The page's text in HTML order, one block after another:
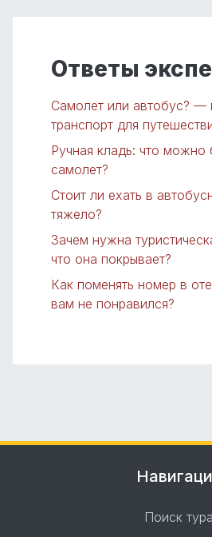
Ответы
Самолет или автобус? —
транспорт для
Ручная кладь: что можно
самолет?
Стоит ли ехать в
тяжело?
Зачем нужна
что она покрывает?
Как поменять номер в
вам не понравился?
Поиск тура